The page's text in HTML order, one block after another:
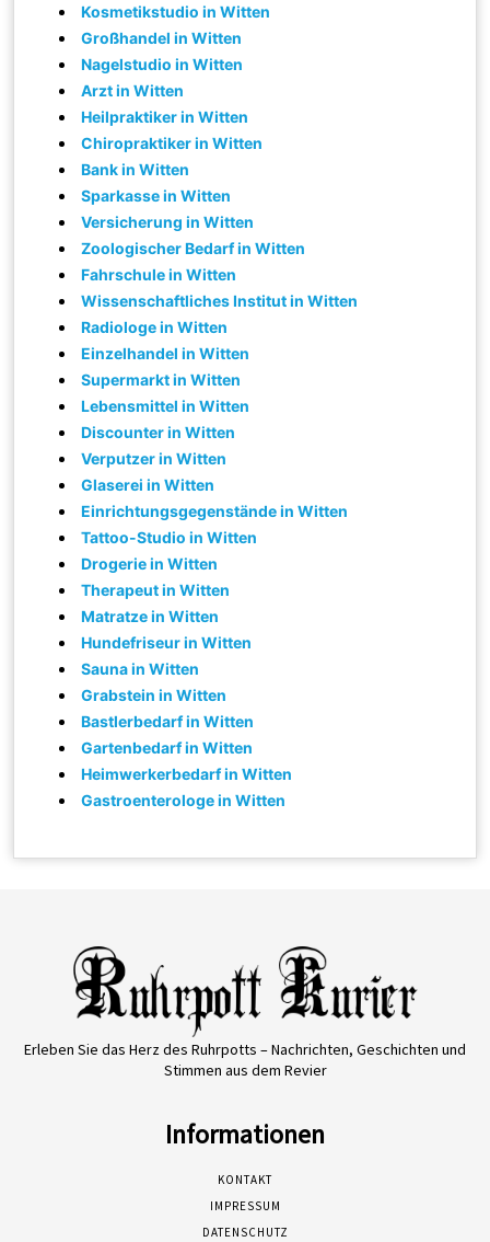
Kosmetikstudio in Witten
Großhandel in Witten
Nagelstudio in Witten
Arzt in Witten
Heilpraktiker in Witten
Chiropraktiker in Witten
Bank in Witten
Sparkasse in Witten
Versicherung in Witten
Zoologischer Bedarf in Witten
Fahrschule in Witten
Wissenschaftliches Institut in Witten
Radiologe in Witten
Einzelhandel in Witten
Supermarkt in Witten
Lebensmittel in Witten
Discounter in Witten
Verputzer in Witten
Glaserei in Witten
Einrichtungsgegenstände in Witten
Tattoo-Studio in Witten
Drogerie in Witten
Therapeut in Witten
Matratze in Witten
Hundefriseur in Witten
Sauna in Witten
Grabstein in Witten
Bastlerbedarf in Witten
Gartenbedarf in Witten
Heimwerkerbedarf in Witten
Gastroenterologe in Witten
Erleben Sie das Herz des Ruhrpotts – Nachrichten, Geschichten und
Stimmen aus dem Revier
Informationen
KONTAKT
IMPRESSUM
DATENSCHUTZ